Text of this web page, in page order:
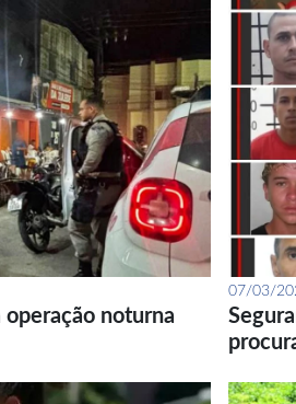
noturna
07/03/